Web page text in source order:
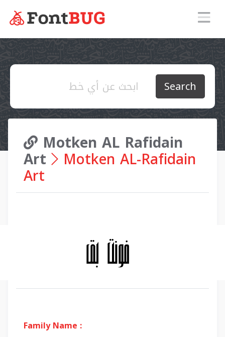
Search
Motken AL Rafidain
Art Motken AL-Rafidain
Art
Family Name :